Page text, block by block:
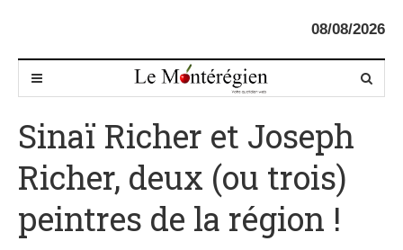
08/08/2026
Sinaï Richer et Joseph
Richer, deux (ou trois)
peintres de la région !